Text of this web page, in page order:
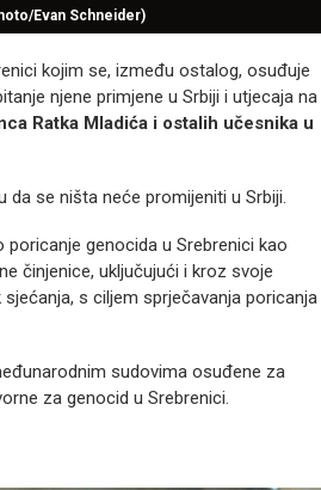
Evan Schneider)
kojim se, između ostalog, osuđuje
njene primjene u Srbiji i utjecaja na
Ratka Mladića i ostalih učesnika u
se ništa neće promijeniti u Srbiji.
genocida u Srebrenici kao
činjenice, uključujući i kroz svoje
s ciljem sprječavanja poricanja
sudovima osuđene za
za genocid u Srebrenici.